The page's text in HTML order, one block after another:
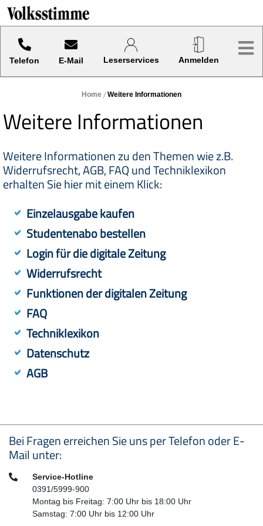
Navigation
Springe
direkt
Footer
Telefon E-Mail Leser­services An­melden
Home Weitere Informationen
Weitere Informationen
Weitere Informationen zu den Themen wie z.B.
Widerrufsrecht, AGB, FAQ und Techniklexikon
erhalten Sie hier mit einem Klick:
Einzelausgabe kaufen
Studentenabo bestellen
Login für die digitale Zeitung
Widerrufsrecht
Funktionen der digitalen Zeitung
FAQ
Techniklexikon
Datenschutz
AGB
Seitenfußbereich
Bei Fragen erreichen Sie uns per Telefon oder E-
Mail unter:
Telefon:Service-Hotline
0391/5999-900
Montag bis Freitag: 7:00 Uhr bis 18:00 Uhr
Samstag: 7:00 Uhr bis 12:00 Uhr